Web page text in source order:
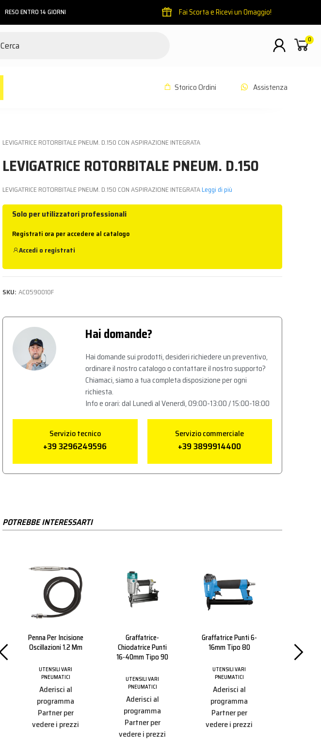
RESO ENTRO 14 GIORNI Fai Scorta e Ricevi un Omaggio!
Cerca 0
Storico Ordini Assistenza
LEVIGATRICE ROTORBITALE PNEUM. D.150 CON ASPIRAZIONE INTEGRATA
LEVIGATRICE ROTORBITALE PNEUM. D.150
LEVIGATRICE ROTORBITALE PNEUM. D.150 CON ASPIRAZIONE INTEGRATALeggi di più
Solo per utilizzatori professionali
Registrati ora per accedere al catalogo
Accedi o registrati
SKU: AC0590010F
Hai domande?
Hai domande sui prodotti, desideri richiedere un preventivo,
ordinare il nostro catalogo o contattare il nostro supporto?
Chiamaci, siamo a tua completa disposizione per ogni
richiesta.
Info e orari: dal Lunedì al Venerdì, 09:00-13:00 / 15:00-18:00
Servizio tecnico
+39 3296249596
Servizio commerciale
+39 3899914400
POTREBBE INTERESSARTI
Penna Per Incisione
Oscillazioni 1.2 Mm
UTENSILI VARI
PNEUMATICI
Aderisci al
programma
Partner per
vedere i prezzi
Graffatrice-
Chiodatrice Punti
16-40mm Tipo 90
UTENSILI VARI
PNEUMATICI
Aderisci al
programma
Partner per
vedere i prezzi
Graffatrice Punti 6-
16mm Tipo 80
UTENSILI VARI
PNEUMATICI
Aderisci al
programma
Partner per
vedere i prezzi